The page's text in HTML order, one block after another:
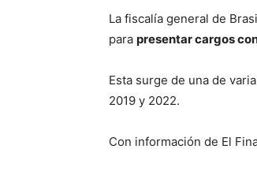
La fiscalía general de
para presentar cargos
Esta surge de una de
2019 y 2022.
Con información de El